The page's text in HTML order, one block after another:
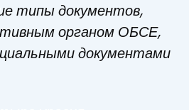
типы документов,
органом ОБСЕ,
документами